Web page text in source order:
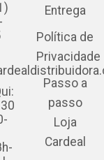
Entrega
Política de
Privacidade
Passo a
passo
Loja
Cardeal